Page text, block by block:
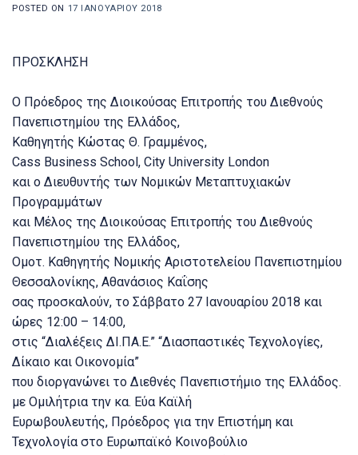
POSTED ON 17 ΙΑΝΟΥΑΡΊΟΥ 2018
ΠΡΟΣΚΛΗΣΗ
Ο Πρόεδρος της Διοικούσας Επιτροπής του Διεθνούς
Πανεπιστημίου της Ελλάδος,
Καθηγητής Κώστας Θ. Γραμμένος,
Cass Business School, City University London
και ο Διευθυντής των Νομικών Μεταπτυχιακών
Προγραμμάτων
και Μέλος της Διοικούσας Επιτροπής του Διεθνούς
Πανεπιστημίου της Ελλάδος,
Ομοτ. Καθηγητής Νομικής Αριστοτελείου Πανεπιστημίου
Θεσσαλονίκης, Αθανάσιος Καΐσης
σας προσκαλούν, το Σάββατο 27 Ιανουαρίου 2018 και
ώρες 12:00 – 14:00,
στις “Διαλέξεις ΔΙ.ΠΑ.Ε.” “Διασπαστικές Τεχνολογίες,
Δίκαιο και Οικονομία”
που διοργανώνει το Διεθνές Πανεπιστήμιο της Ελλάδος.
με Ομιλήτρια την κα. Εύα Καϊλή
Ευρωβουλευτής, Πρόεδρος για την Επιστήμη και
Τεχνολογία στο Ευρωπαϊκό Κοινοβούλιο